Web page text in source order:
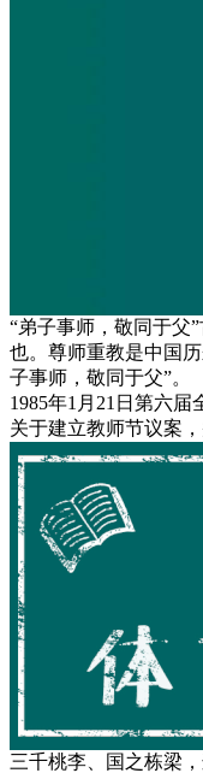
“弟子事师，敬同于父
也。尊师重教是中国
子事师，敬同于父”。
1985年1月21日第六
关于建立教师节议案
三千桃李、国之栋梁